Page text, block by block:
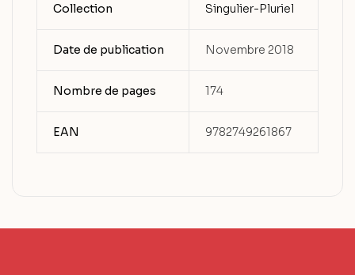
Collection Singulier-Pluriel
Date de publication Novembre 2018
Nombre de pages 174
EAN 9782749261867